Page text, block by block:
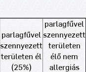
parlagfűvel
szennyezett
területen él
(25%)
parlagfűvel
szennyezett
területen
élő nem
allergiás